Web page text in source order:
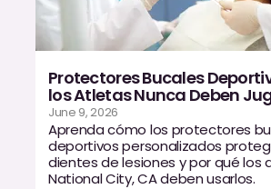
Protectores Bucales
los Atletas Nunca Deben
June 9, 2026
Aprenda cómo los protectores
deportivos personalizados
dientes de lesiones y por qué los
National City, CA deben usarlos.